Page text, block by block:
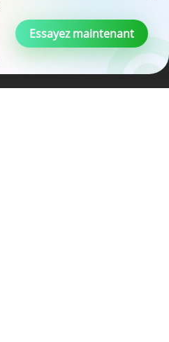
Essayez maintenant